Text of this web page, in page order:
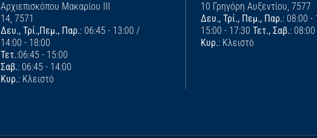
Αρχιεπισκόπου Μακαρίου ΙΙΙ
14, 7571
Δευ., Τρί.,Πεμ., Παρ.: 06:45 - 13:00 /
14:00 - 18:00
Τετ.:06:45 - 15:00
Σαβ.: 06:45 - 14:00
Κυρ.: Κλειστό
10 Γρηγόρη Αυξεντίου, 7577
Δευ., Τρί., Πεμ., Παρ.: 08:00 -
15:00 - 17:30 Τετ., Σαβ.:
Κυρ.: Κλειστό